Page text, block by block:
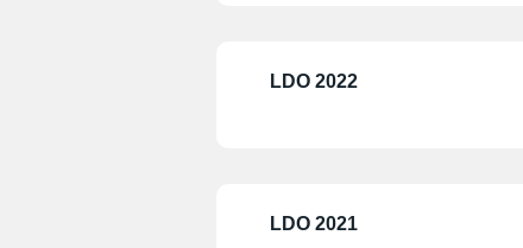
LDO 2022
LDO 2021